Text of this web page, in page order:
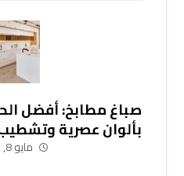
صباغ مطابخ: أفضل
بألوان عصرية وتشطيب
مايو 8, 2026